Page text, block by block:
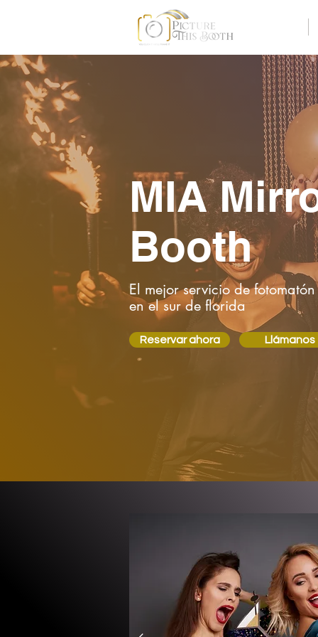
MIA
Booth
El mejor servicio de fotomatón
en el sur de florida
Reservar ahora Llámanos